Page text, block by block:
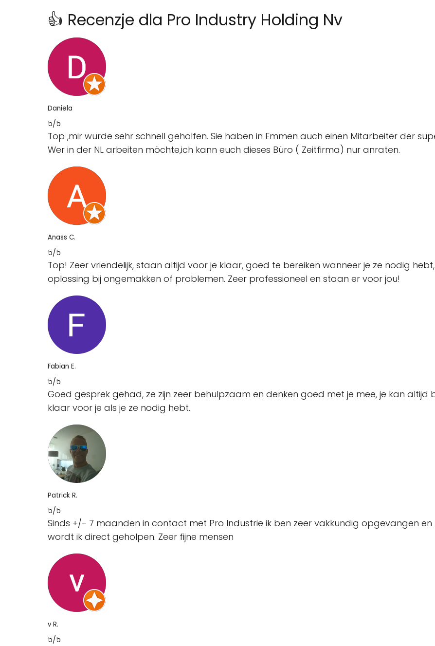
👍 Recenzje dla Pro Industry Holding Nv
Daniela
5/5
Top ,mir wurde sehr schnell geholfen. Sie haben in Emmen auch einen Mitarbeiter der
Wer in der NL arbeiten möchte,ich kann euch dieses Büro ( Zeitfirma) nur anraten.
Anass C.
5/5
Top! Zeer vriendelijk, staan altijd voor je klaar, goed te bereiken wanneer je ze nodig
oplossing bij ongemakken of problemen. Zeer professioneel en staan er voor jou!
Fabian E.
5/5
Goed gesprek gehad, ze zijn zeer behulpzaam en denken goed met je mee, je kan altijd
klaar voor je als je ze nodig hebt.
Patrick R.
5/5
Sinds +/- 7 maanden in contact met Pro Industrie ik ben zeer vakkundig opgevangen
wordt ik direct geholpen. Zeer fijne mensen
v R.
5/5